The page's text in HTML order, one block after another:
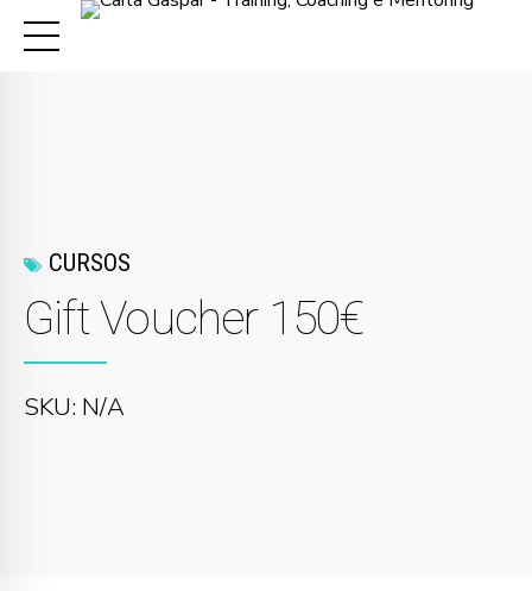
CURSOS
Gift Voucher 150€
SKU: N/A